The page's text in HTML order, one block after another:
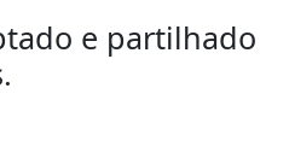
e partilhado